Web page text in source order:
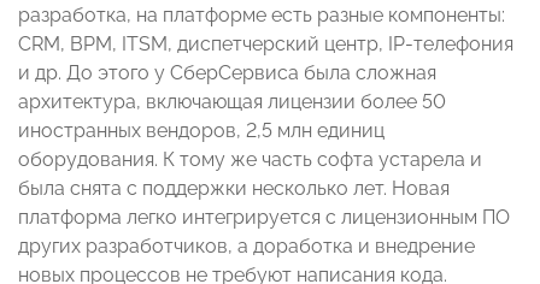
разработка, на платформе есть разные компоненты:
CRM, BPM, ITSM, диспетчерский центр, IP-телефония
и др. До этого у СберСервиса была сложная
архитектура, включающая лицензии более 50
иностранных вендоров, 2,5 млн единиц
оборудования. К тому же часть софта устарела и
была снята с поддержки несколько лет. Новая
платформа легко интегрируется с лицензионным ПО
других разработчиков, а доработка и внедрение
новых процессов не требуют написания кода.